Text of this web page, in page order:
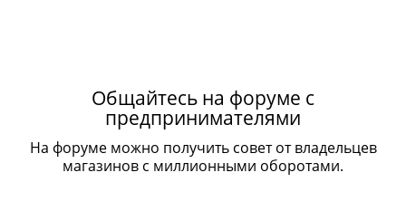
Общайтесь на форуме с
предпринимателями
На форуме можно получить совет от владельцев
магазинов с миллионными оборотами.